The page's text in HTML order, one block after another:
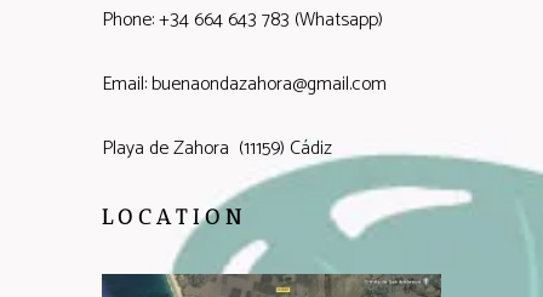
Phone: +34 664 643 783 (Whatsapp)
Email: buenaondazahora@gmail.com
Playa de Zahora (11159) Cádiz
LOCATION